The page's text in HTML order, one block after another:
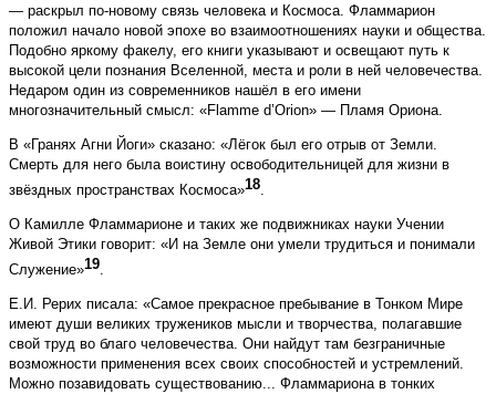
— раскрыл по-новому связь человека и Космоса. Фламмарион
положил начало новой эпохе во взаимоотношениях науки и общества.
Подобно яркому факелу, его книги указывают и освещают путь к
высокой цели познания Вселенной, места и роли в ней человечества.
Недаром один из современников нашёл в его имени
многозначительный смысл: «Flamme d’Orion» — Пламя Ориона.
В «Гранях Агни Йоги» сказано: «Лёгок был его отрыв от Земли.
Смерть для него была воистину освободительницей для жизни в
звёздных пространствах Космоса»18.
О Камилле Фламмарионе и таких же подвижниках науки Учении
Живой Этики говорит: «И на Земле они умели трудиться и понимали
Служение»19.
Е.И. Рерих писала: «Самое прекрасное пребывание в Тонком Мире
имеют души великих тружеников мысли и творчества, полагавшие
свой труд во благо человечества. Они найдут там безграничные
возможности применения всех своих способностей и устремлений.
Можно позавидовать существованию... Фламмариона в тонких